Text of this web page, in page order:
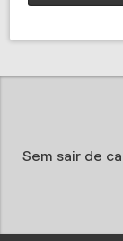
Sem sair de